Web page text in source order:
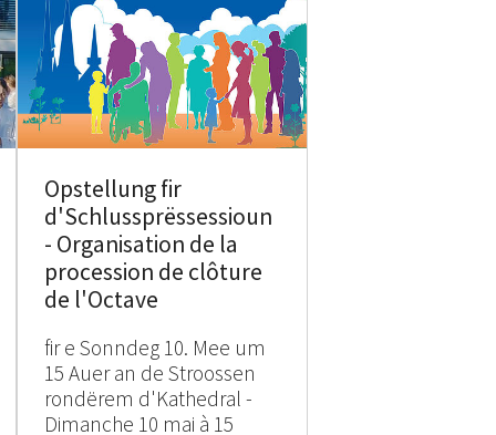
Opstellung fir
d'Schlussprëssessioun
- Organisation de la
procession de clôture
de l'Octave
fir e Sonndeg 10. Mee um
15 Auer an de Stroossen
rondërem d'Kathedral -
Dimanche 10 mai à 15